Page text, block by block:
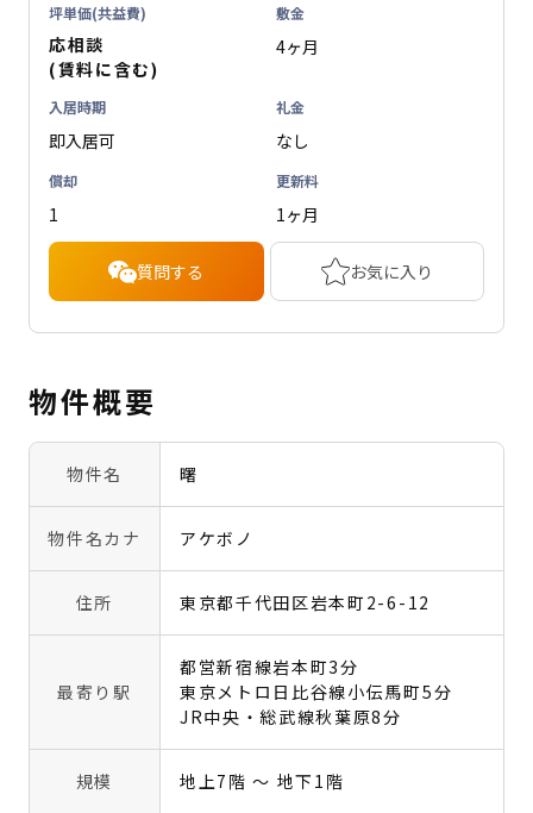
坪単価(共益費)
応相談
(賃料に含む)
敷金
4ヶ月
入居時期
即入居可
礼金
なし
償却
1
更新料
1ヶ月
質問する お気に入り
物件概要
物件名 曙
物件名カナ アケボノ
住所 東京都千代田区岩本町2-6-12
最寄り駅
都営新宿線岩本町3分
東京メトロ日比谷線小伝馬町5分
JR中央・総武線秋葉原8分
規模 地上7階 〜 地下1階